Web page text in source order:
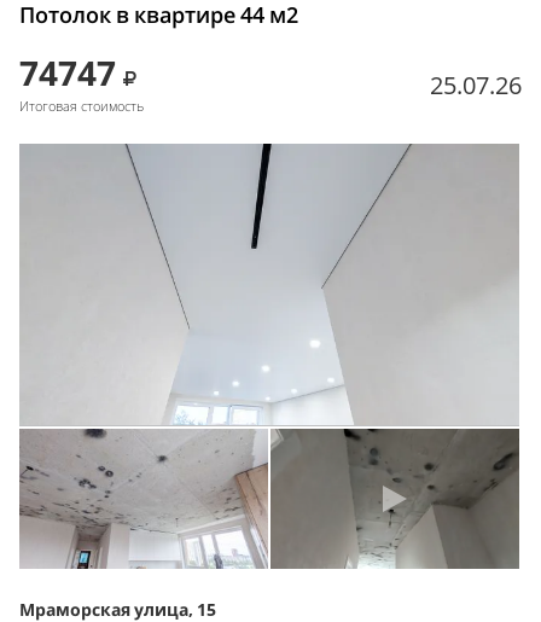
Потолок в квартире 44 м2
74747
Итоговая стоимость
25.07.26
Мраморская улица, 15